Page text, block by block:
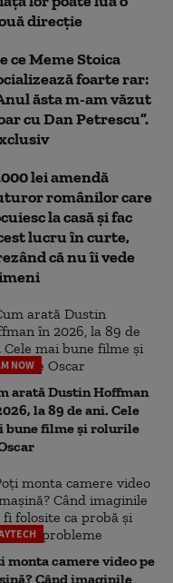
direcție
ce Meme Stoica
foarte rar:
ăsta m-am văzut
cu Dan Petrescu”.
lei amendă
românilor care
la casă și fac
lucru în curte,
că nu îi vede
NOW
arată Dustin Hoffman
la 89 de ani. Cele
bune filme și rolurile
monta camere video pe
Când imaginile